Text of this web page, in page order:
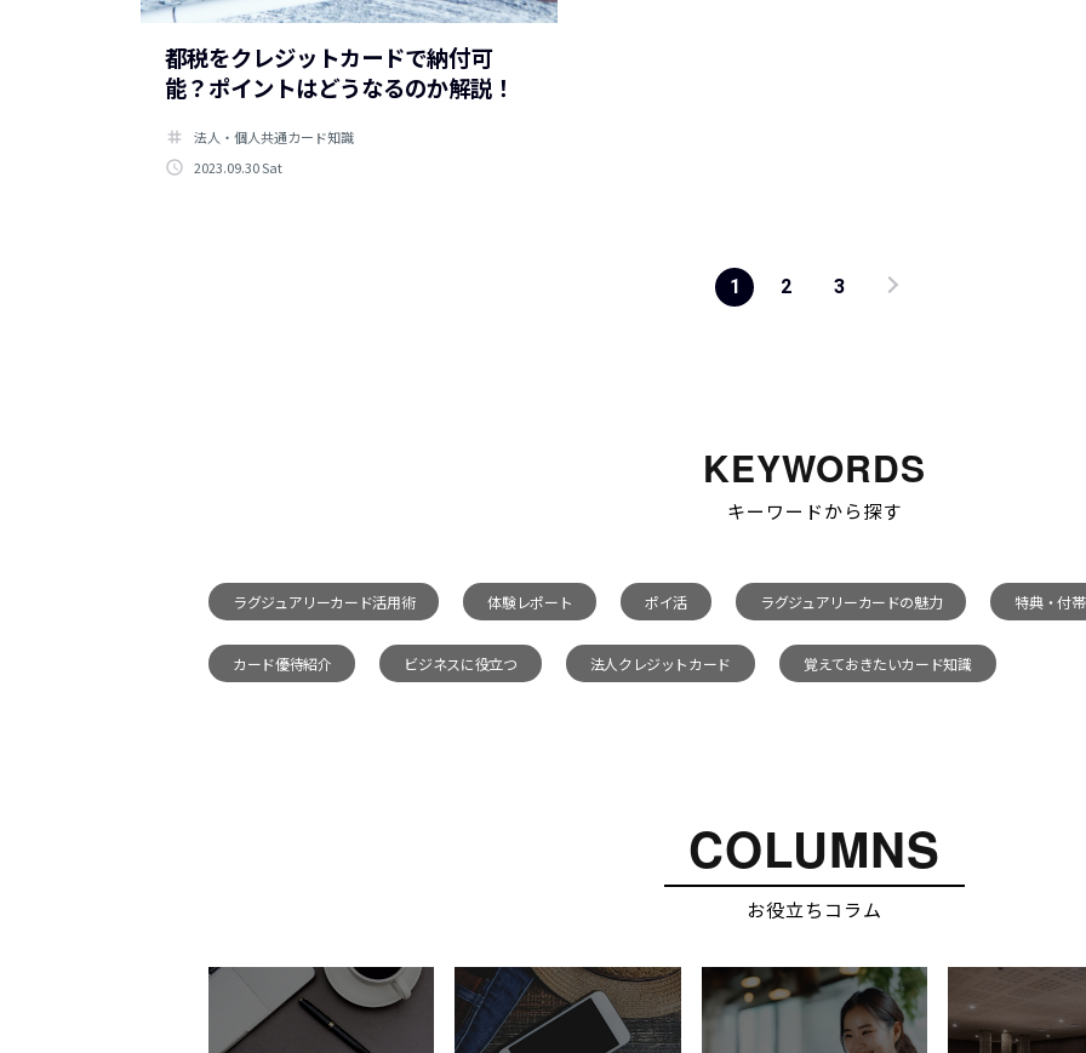
都税をクレジットカードで納付可
能？ポイントはどうなるのか解説！
tag
法人・個人共通カード知識
access_time 2023.09.30 Sat
1 2 3
KEYWORDS
キーワードから探す
ラグジュアリーカード活用術 体験レポート ポイ活 ラグジュアリーカードの魅力 特典・付
カード優待紹介 ビジネスに役立つ 法人クレジットカード 覚えておきたいカード知識
COLUMNS
お役立ちコラム